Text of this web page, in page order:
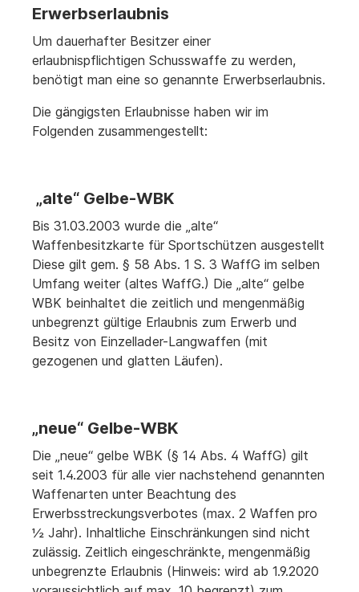
Erwerbserlaubnis
Um dauerhafter Besitzer einer
erlaubnispflichtigen Schusswaffe zu werden,
benötigt man eine so genannte Erwerbserlaubnis.
Die gängigsten Erlaubnisse haben wir im
Folgenden zusammengestellt:
„alte“ Gelbe-WBK
Bis 31.03.2003 wurde die „alte“
Waffenbesitzkarte für Sportschützen ausgestellt
Diese gilt gem. § 58 Abs. 1 S. 3 WaffG im selben
Umfang weiter (altes WaffG.) Die „alte“ gelbe
WBK beinhaltet die zeitlich und mengenmäßig
unbegrenzt gültige Erlaubnis zum Erwerb und
Besitz von Einzellader-Langwaffen (mit
gezogenen und glatten Läufen).
„neue“ Gelbe-WBK
Die „neue“ gelbe WBK (§ 14 Abs. 4 WaffG) gilt
seit 1.4.2003 für alle vier nachstehend genannten
Waffenarten unter Beachtung des
Erwerbsstreckungsverbotes (max. 2 Waffen pro
½ Jahr). Inhaltliche Einschränkungen sind nicht
zulässig. Zeitlich eingeschränkte, mengenmäßig
unbegrenzte Erlaubnis (Hinweis: wird ab 1.9.2020